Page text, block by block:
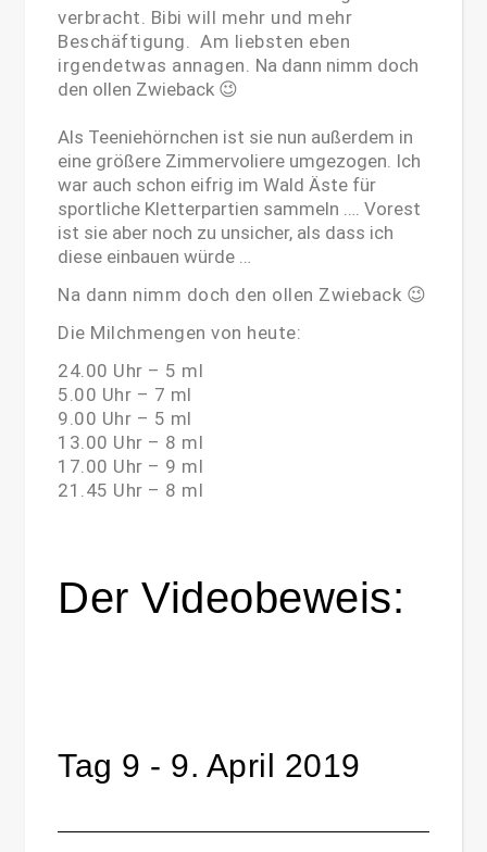
verbracht. Bibi will mehr und mehr
Beschäftigung. Am liebsten eben
irgendetwas annagen. Na dann nimm doch
den ollen Zwieback 😉
Als Teeniehörnchen ist sie nun außerdem in
eine größere Zimmervoliere umgezogen. Ich
war auch schon eifrig im Wald Äste für
sportliche Kletterpartien sammeln …. Vorest
ist sie aber noch zu unsicher, als dass ich
diese einbauen würde …
Na dann nimm doch den ollen Zwieback 😉
Die Milchmengen von heute:
24.00 Uhr – 5 ml
5.00 Uhr – 7 ml
9.00 Uhr – 5 ml
13.00 Uhr – 8 ml
17.00 Uhr – 9 ml
21.45 Uhr – 8 ml
Der Videobeweis:
Tag 9 - 9. April 2019